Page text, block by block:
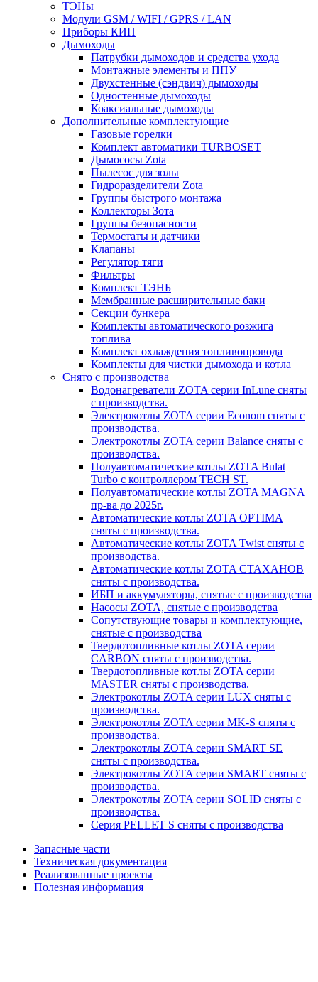
ТЭНы
Модули GSM / WIFI / GPRS / LAN
Приборы КИП
Дымоходы
Патрубки дымоходов и средства ухода
Монтажные элементы и ППУ
Двухстенные (сэндвич) дымоходы
Одностенные дымоходы
Коаксиальные дымоходы
Дополнительные комплектующие
Газовые горелки
Комплект автоматики TURBOSET
Дымососы Zota
Пылесос для золы
Гидроразделители Zota
Группы быстрого монтажа
Коллекторы Зота
Группы безопасности
Термостаты и датчики
Клапаны
Регулятор тяги
Фильтры
Комплект ТЭНБ
Мембранные расширительные баки
Секции бункера
Комплекты автоматического розжига
топлива
Комплект охлаждения топливопровода
Комплекты для чистки дымохода и котла
Снято с производства
Водонагреватели ZOTA серии InLune сняты
с производства.
Электрокотлы ZOTA серии Econom сняты с
производства.
Электрокотлы ZOTA серии Balance сняты с
производства.
Полуавтоматические котлы ZOTA Bulat
Turbo с контроллером TECH ST.
Полуавтоматические котлы ZOTA MAGNA
пр-ва до 2025г.
Автоматические котлы ZOTA OPTIMA
сняты с производства.
Автоматические котлы ZOTA Twist сняты с
производства.
Автоматические котлы ZOTA СТАХАНОВ
сняты с производства.
ИБП и аккумуляторы, снятые с производства
Насосы ZOTA, снятые с производства
Сопутствующие товары и комплектующие,
снятые с производства
Твердотопливные котлы ZOTA серии
CARBON сняты с производства.
Твердотопливные котлы ZOTA серии
MASTER сняты с производства.
Электрокотлы ZOTA серии LUX сняты с
производства.
Электрокотлы ZOTA серии MK-S сняты с
производства.
Электрокотлы ZOTA серии SMART SE
сняты с производства.
Электрокотлы ZOTA серии SMART сняты с
производства.
Электрокотлы ZOTA серии SOLID сняты с
производства.
Серия PELLET S сняты с производства
Запасные части
Техническая документация
Реализованные проекты
Полезная информация